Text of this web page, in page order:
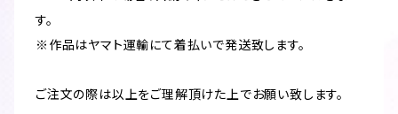
す。
※作品はヤマト運輸にて着払いで発送致します。
ご注文の際は以上をご理解頂けた上でお願い致します。